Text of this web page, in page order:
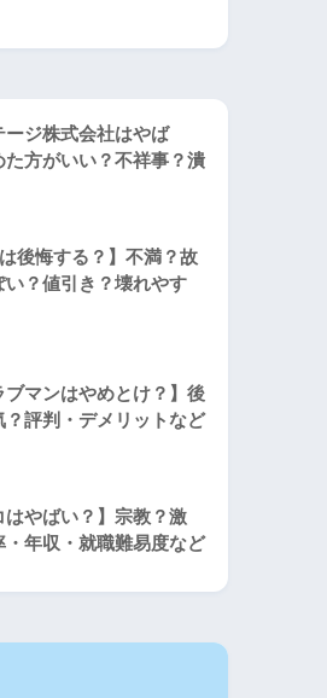
ージ株式会社はやば
た方がいい？不祥事？潰
は後悔する？】不満？故
い？値引き？壊れやす
ブマンはやめとけ？】後
？評判・デメリットなど
はやばい？】宗教？激
・年収・就職難易度など